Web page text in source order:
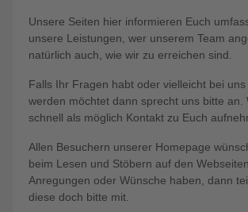
Unsere Seiten hier informieren Euch
unsere Leistungen, wer unserem Team
natürlich auch, wie wir zu erreichen sind.
Falls Ihr Fragen habt oder vielleicht bei uns
werden möchtet dann sprecht uns bitte an.
schnell als möglich Kontakt zu Euch
Allen Besuchern unserer Homepage
beim Lesen und Stöbern auf den
Anregungen oder Wünsche haben, dann
diese doch bitte mit.